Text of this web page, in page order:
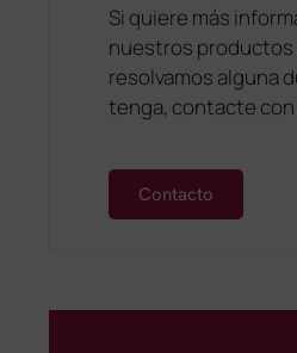
Si quiere más
nuestros productos
resolvamos alguna
tenga, contacte
Contacto